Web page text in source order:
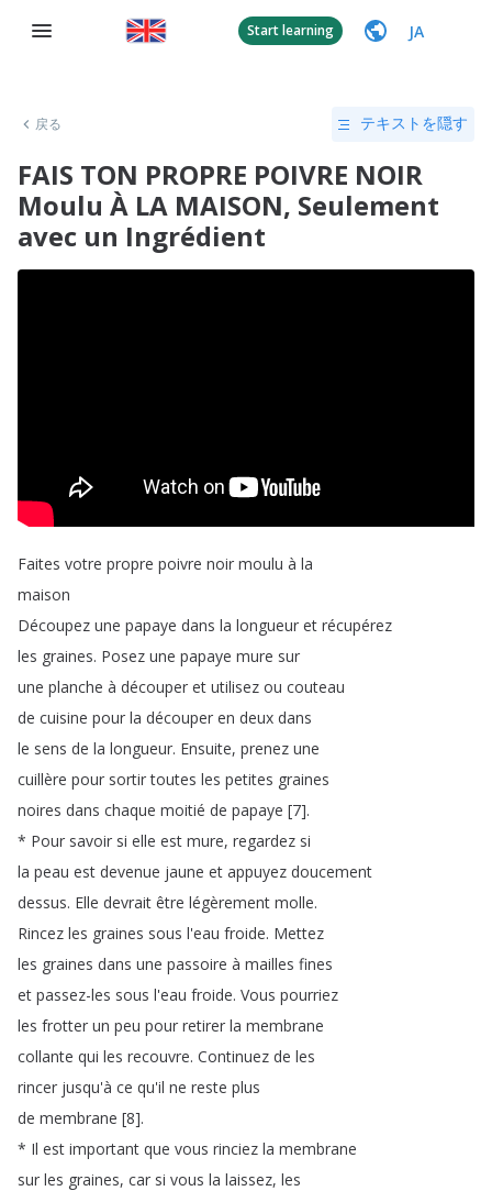
Start learning JA
戻る テキストを隠す
FAIS TON PROPRE POIVRE NOIR
Moulu À LA MAISON, Seulement
avec un Ingrédient
Faites votre propre poivre noir moulu à la
maison
Découpez une papaye dans la longueur et récupérez
les graines. Posez une papaye mure sur
une planche à découper et utilisez ou couteau
de cuisine pour la découper en deux dans
le sens de la longueur. Ensuite, prenez une
cuillère pour sortir toutes les petites graines
noires dans chaque moitié de papaye [7].
* Pour savoir si elle est mure, regardez si
la peau est devenue jaune et appuyez doucement
dessus. Elle devrait être légèrement molle.
Rincez les graines sous l'eau froide. Mettez
les graines dans une passoire à mailles fines
et passez-les sous l'eau froide. Vous pourriez
les frotter un peu pour retirer la membrane
collante qui les recouvre. Continuez de les
rincer jusqu'à ce qu'il ne reste plus
de membrane [8].
* Il est important que vous rinciez la membrane
sur les graines, car si vous la laissez, les